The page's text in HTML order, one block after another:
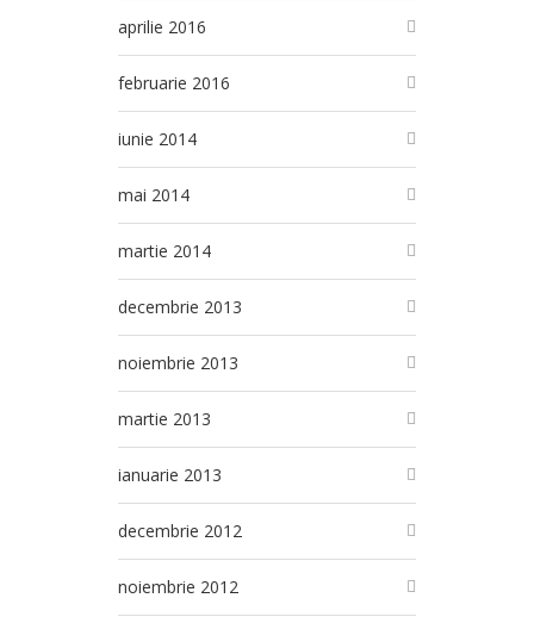
aprilie 2016
februarie 2016
iunie 2014
mai 2014
martie 2014
decembrie 2013
noiembrie 2013
martie 2013
ianuarie 2013
decembrie 2012
noiembrie 2012